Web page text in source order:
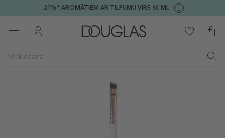
-25%* AROMĀTIEM AR TILPUMU VIRS 80 ML